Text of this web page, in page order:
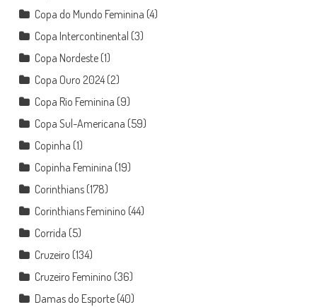
Copa do Mundo Feminina (4)
Copa Intercontinental (3)
Copa Nordeste(1)
Copa Ouro 2024(2)
Copa Rio Feminina (9)
Copa Sul-Americana (59)
Copinha (1)
Copinha Feminina (19)
Corinthians(178)
Corinthians Feminino (44)
Corrida (5)
Cruzeiro (134)
Cruzeiro Feminino (36)
Damas do Esporte(40)